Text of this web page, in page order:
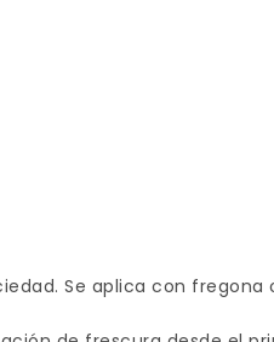
Se aplica con